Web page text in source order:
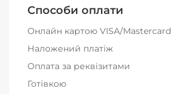
Способи оплати
Онлайн картою VISA/Mastercard
Наложений платіж
Оплата за реквізитами
Готівкою